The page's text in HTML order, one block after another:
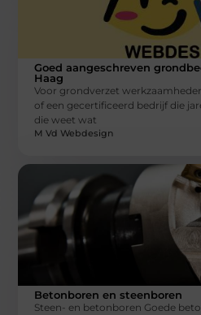
Goed aangeschreven
Haag
Voor grondverzet
of een gecertificeerd bedrijf die
die weet wat
M Vd Webdesign
Betonboren en steenboren
Steen- en betonboren Goede